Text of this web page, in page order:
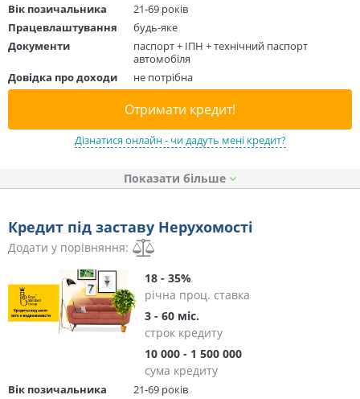
Вік позичальника
21-69 років
Працевлаштування
будь-яке
Документи
паспорт + ІПН + технічний паспорт
автомобіля
Довідка про доходи
не потрібна
Отримати кредит!
Дізнатися онлайн - чи дадуть мені кредит?
Показати
Кредит під заставу Нерухомості
Додати у порівняння:
18 - 35%
річна проц. ставка
3 - 60 міс.
строк кредиту
10 000 - 1 500 000
сума кредиту
Вік позичальника
21-69 років